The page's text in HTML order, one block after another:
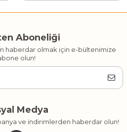
Aboneliği
haberdar olmak için e-bültenimize
olun!
Medya
ve indirimlerden haberdar olun!